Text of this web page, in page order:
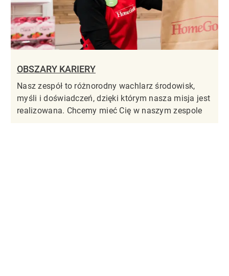
OBSZARY KARIERY
Nasz zespół to różnorodny wachlarz środowisk,
myśli i doświadczeń, dzięki którym nasza misja jest
realizowana. Chcemy mieć Cię w naszym zespole